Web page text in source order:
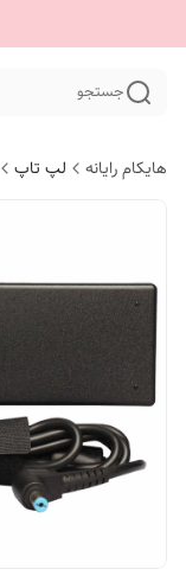
جستجو
هایکام رایانه لپ تاپ